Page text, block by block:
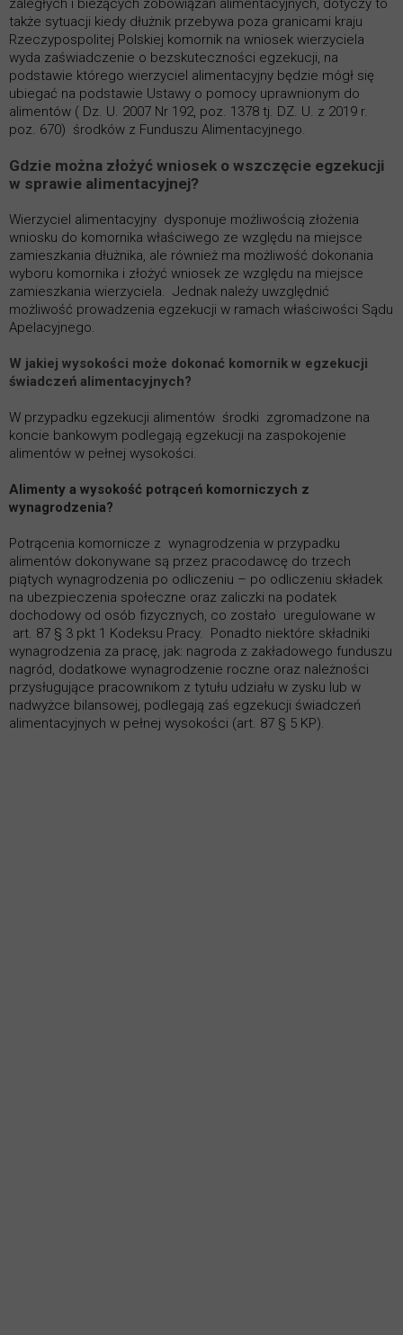
zaległych i bieżących zobowiązań alimentacyjnych, dotyczy to
także sytuacji kiedy dłużnik przebywa poza granicami kraju
Rzeczypospolitej Polskiej komornik na wniosek wierzyciela
wyda zaświadczenie o bezskuteczności egzekucji, na
podstawie którego wierzyciel alimentacyjny będzie mógł się
ubiegać na podstawie Ustawy o pomocy uprawnionym do
alimentów ( Dz. U. 2007 Nr 192, poz. 1378 tj. DZ. U. z 2019 r.
poz. 670) środków z Funduszu Alimentacyjnego.
Gdzie można złożyć wniosek o wszczęcie egzekucji
w sprawie alimentacyjnej?
Wierzyciel alimentacyjny dysponuje możliwością złożenia
wniosku do komornika właściwego ze względu na miejsce
zamieszkania dłużnika, ale również ma możliwość dokonania
wyboru komornika i złożyć wniosek ze względu na miejsce
zamieszkania wierzyciela. Jednak należy uwzględnić
możliwość prowadzenia egzekucji w ramach właściwości Sądu
Apelacyjnego.
W jakiej wysokości może dokonać komornik w egzekucji
świadczeń alimentacyjnych?
W przypadku egzekucji alimentów środki zgromadzone na
koncie bankowym podlegają egzekucji na zaspokojenie
alimentów w pełnej wysokości.
Alimenty a wysokość potrąceń komorniczych z
wynagrodzenia?
Potrącenia komornicze z wynagrodzenia w przypadku
alimentów dokonywane są przez pracodawcę do trzech
piątych wynagrodzenia po odliczeniu – po odliczeniu składek
na ubezpieczenia społeczne oraz zaliczki na podatek
dochodowy od osób fizycznych, co zostało uregulowane w
art. 87 § 3 pkt 1 Kodeksu Pracy. Ponadto niektóre składniki
wynagrodzenia za pracę, jak: nagroda z zakładowego funduszu
nagród, dodatkowe wynagrodzenie roczne oraz należności
przysługujące pracownikom z tytułu udziału w zysku lub w
nadwyżce bilansowej, podlegają zaś egzekucji świadczeń
alimentacyjnych w pełnej wysokości (art. 87 § 5 KP).